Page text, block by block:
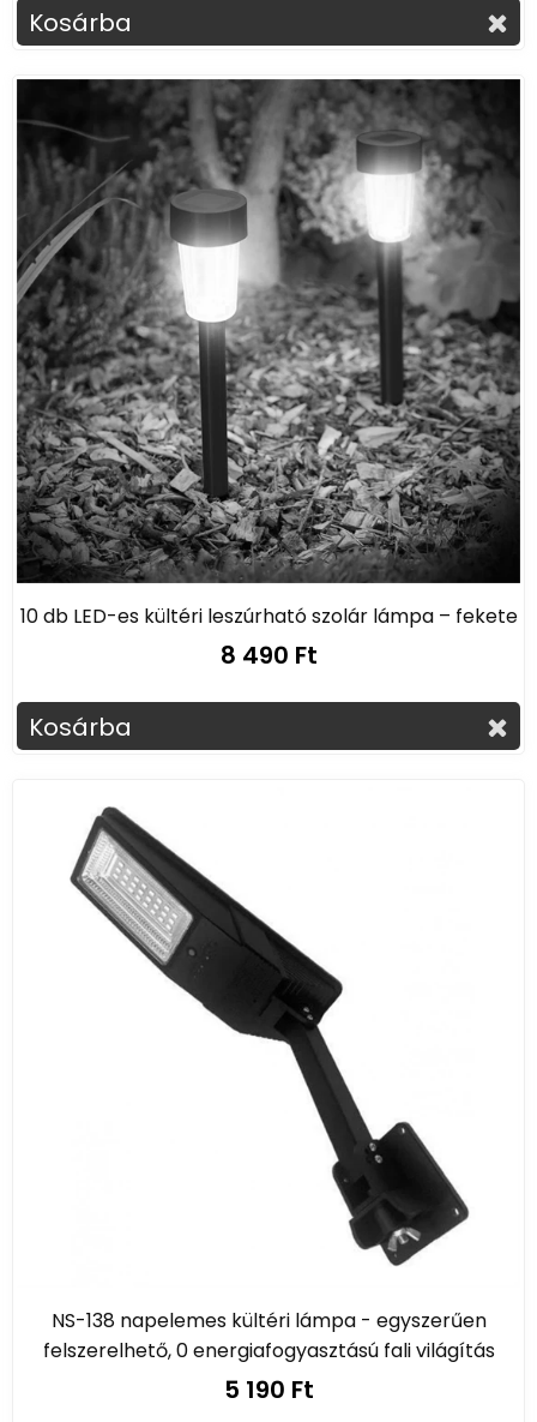
Kosárba
10 db LED-es kültéri leszúrható szolár lámpa – fekete
8 490 Ft
Kosárba
NS-138 napelemes kültéri lámpa - egyszerűen
felszerelhető, 0 energiafogyasztású fali világítás
5 190 Ft